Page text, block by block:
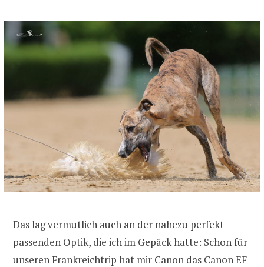
Das lag vermutlich auch an der nahezu perfekt
passenden Optik, die ich im Gepäck hatte: Schon für
unseren Frankreichtrip hat mir Canon das Canon EF